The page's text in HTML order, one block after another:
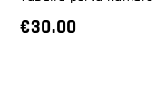
€30.00